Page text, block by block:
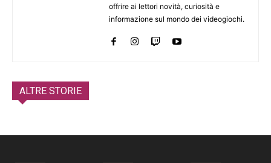
offrire ai lettori novità, curiosità e
informazione sul mondo dei videogiochi.
ALTRE STORIE